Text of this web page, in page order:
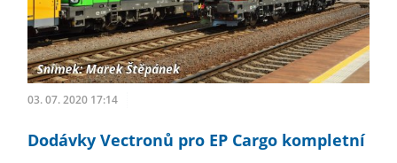
03. 07. 2020 17:14
Dodávky Vectronů pro EP Cargo kompletní